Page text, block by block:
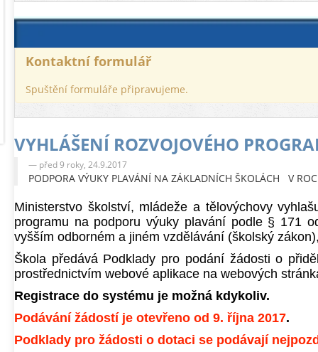
Kontaktní formulář
Spuštění formuláře připravujeme.
VYHLÁŠENÍ ROZVOJOVÉHO
před 9 roky, 24.9.2017
PODPORA VÝUKY PLAVÁNÍ NA ZÁKLADNÍCH ŠKOLÁCH V
Ministerstvo školství, mládeže a tělovýchovy
programu na podporu výuky plavání podle § 171
vyšším odborném a jiném vzdělávání (školský
Škola předává Podklady pro podání žádosti o
prostřednictvím webové aplikace na webových
Registrace do systému je možná kdykoliv.
Podávání žádostí je otevřeno od 9. října 2017.
Podklady pro žádosti o dotaci se podávají